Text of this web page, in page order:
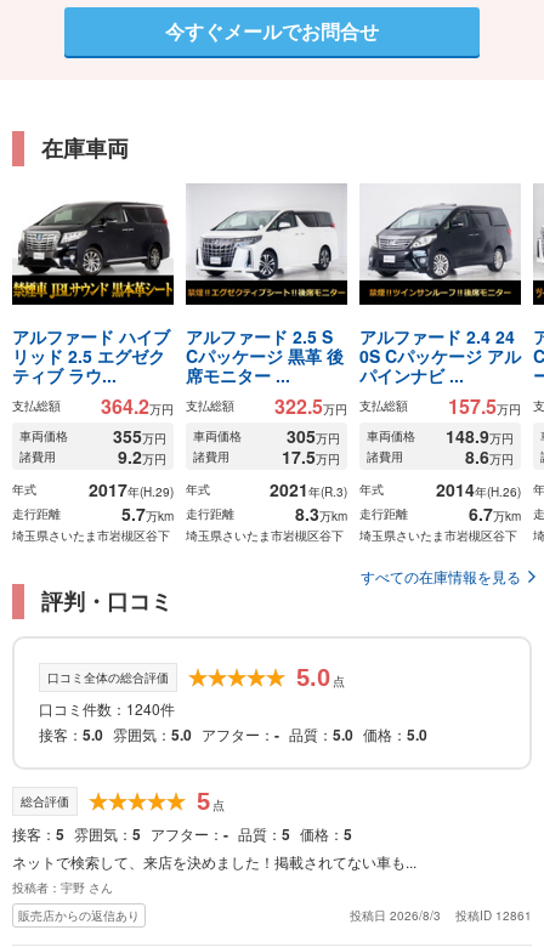
今すぐメールでお問合せ
在庫車両
アルファード ハイブ
リッド 2.5 エグゼク
ティブ ラウ...
支払総額 364.2万円
車両価格
355万円
諸費用
9.2万円
年式
2017年(H.29)
走行距離
5.7万km
埼玉県さいたま市岩槻区谷下
アルファード 2.5 S
Cパッケージ 黒革 後
席モニター ...
支払総額 322.5万円
車両価格
305万円
諸費用
17.5万円
年式
2021年(R.3)
走行距離
8.3万km
埼玉県さいたま市岩槻区谷下
アルファード 2.4 24
0S Cパッケージ アル
パインナビ ...
支払総額 157.5万円
車両価格
148.9万円
諸費用
8.6万円
年式
2014年(H.26)
走行距離
6.7万km
埼玉県さいたま市岩槻区谷下
すべての在庫情報を見る
評判・口コミ
口コミ全体の総合評価 5.0 点
口コミ件数：1240件
接客
5.0 雰囲気 5.0 アフター - 品質 5.0 価格 5.0
総合評価 5 点
接客 5 雰囲気 5 アフター - 品質 5 価格 5
ネットで検索して、来店を決めました！掲載されてない車も...
投稿者：宇野 さん
販売店からの返信あり
投稿日 2026/8/3 投稿ID 12861